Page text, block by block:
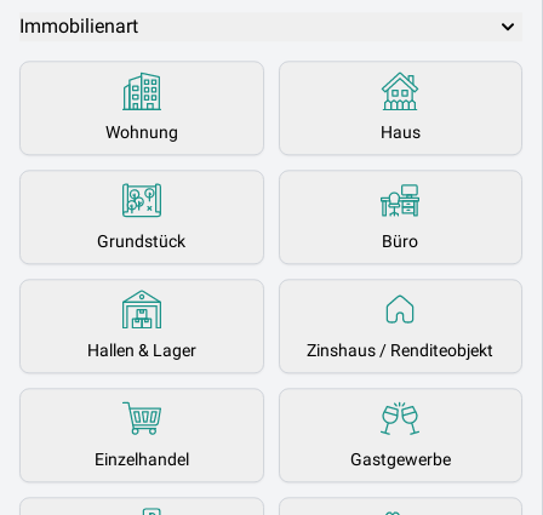
Immobilienart
Wohnung Haus
Grundstück Büro
Hallen & Lager Zinshaus / Renditeobjekt
Einzelhandel Gastgewerbe